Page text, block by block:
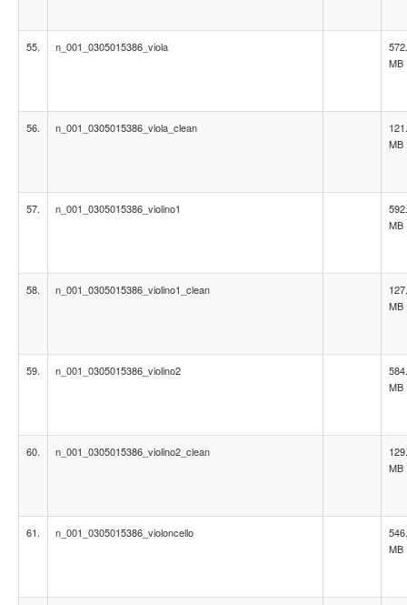
55. n_001_0305015386_viola
MB
56. n_001_0305015386_viola_clean
MB
57. n_001_0305015386_violino1
MB
58. n_001_0305015386_violino1_clean
MB
59. n_001_0305015386_violino2
MB
60. n_001_0305015386_violino2_clean
MB
61. n_001_0305015386_violoncello
MB